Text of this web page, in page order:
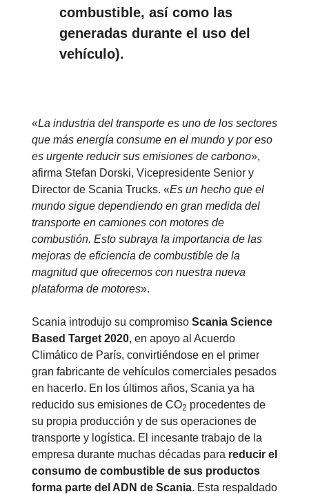
combustible, así como las
generadas durante el uso del
vehículo).
«La industria del transporte es uno de los sectores
que más energía consume en el mundo y por eso
es urgente reducir sus emisiones de carbono»,
afirma Stefan Dorski, Vicepresidente Senior y
Director de Scania Trucks. «Es un hecho que el
mundo sigue dependiendo en gran medida del
transporte en camiones con motores de
combustión. Esto subraya la importancia de las
mejoras de eficiencia de combustible de la
magnitud que ofrecemos con nuestra nueva
plataforma de motores».
Scania introdujo su compromiso Scania Science
Based Target 2020, en apoyo al Acuerdo
Climático de París, convirtiéndose en el primer
gran fabricante de vehículos comerciales pesados
en hacerlo. En los últimos años, Scania ya ha
reducido sus emisiones de CO2 procedentes de
su propia producción y de sus operaciones de
transporte y logística. El incesante trabajo de la
empresa durante muchas décadas para reducir el
consumo de combustible de sus productos
forma parte del ADN de Scania. Esta respaldado